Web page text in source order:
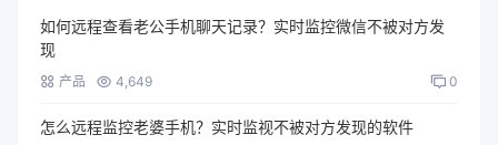
如何远程查看老公手机聊天记录？实时监控微信不被对方发
现
产品 4,649 0
怎么远程监控老婆手机？实时监视不被对方发现的软件